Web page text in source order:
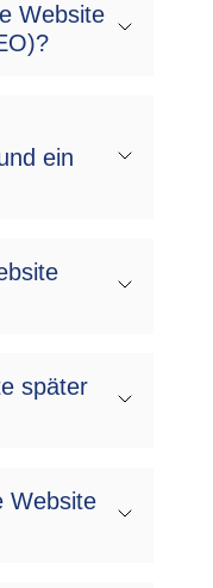
Website
ein
später
Website